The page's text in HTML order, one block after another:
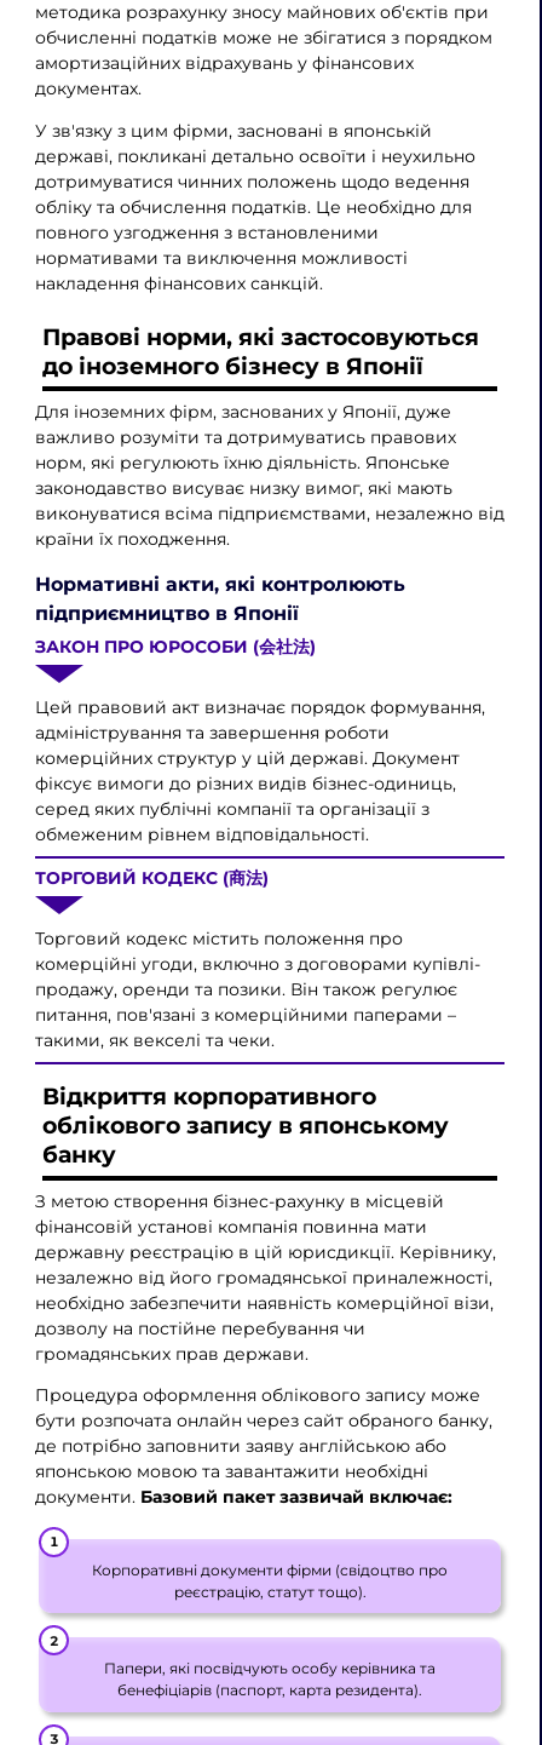
методика розрахунку зносу майнових об'єктів при
обчисленні податків може не збігатися з порядком
амортизаційних відрахувань у фінансових
документах.
У зв'язку з цим фірми, засновані в японській
державі, покликані детально освоїти і неухильно
дотримуватися чинних положень щодо ведення
обліку та обчислення податків. Це необхідно для
повного узгодження з встановленими
нормативами та виключення можливості
накладення фінансових санкцій.
Правові норми, які застосовуються
до іноземного бізнесу в Японії
Для іноземних фірм, заснованих у Японії, дуже
важливо розуміти та дотримуватись правових
норм, які регулюють їхню діяльність. Японське
законодавство висуває низку вимог, які мають
виконуватися всіма підприємствами, незалежно від
країни їх походження.
Нормативні акти, які контролюють
підприємництво в Японії
ЗАКОН ПРО ЮРОСОБИ (会社法)
Цей правовий акт визначає порядок формування,
адміністрування та завершення роботи
комерційних структур у цій державі. Документ
фіксує вимоги до різних видів бізнес-одиниць,
серед яких публічні компанії та організації з
обмеженим рівнем відповідальності.
ТОРГОВИЙ КОДЕКС (商法)
Торговий кодекс містить положення про
комерційні угоди, включно з договорами купівлі-
продажу, оренди та позики. Він також регулює
питання, пов'язані з комерційними паперами –
такими, як векселі та чеки.
Відкриття корпоративного
облікового запису в японському
банку
З метою створення бізнес-рахунку в місцевій
фінансовій установі компанія повинна мати
державну реєстрацію в цій юрисдикції. Керівнику,
незалежно від його громадянської приналежності,
необхідно забезпечити наявність комерційної візи,
дозволу на постійне перебування чи
громадянських прав держави.
Процедура оформлення облікового запису може
бути розпочата онлайн через сайт обраного банку,
де потрібно заповнити заяву англійською або
японською мовою та завантажити необхідні
документи. Базовий пакет зазвичай включає:
Корпоративні документи фірми (свідоцтво про
реєстрацію, статут тощо).
Папери, які посвідчують особу керівника та
бенефіціарів (паспорт, карта резидента).